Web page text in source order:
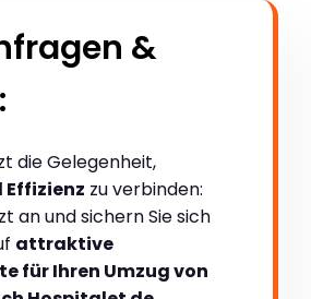
&
die Gelegenheit,
zu verbinden:
an und sichern Sie sich
attraktive
für Ihren Umzug von